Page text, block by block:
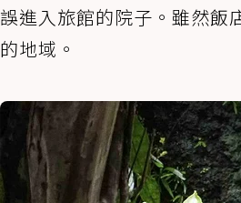
誤進入旅館的院子。雖然飯
的地域。